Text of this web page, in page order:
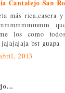
Cantalejo San
más rica,casera
los como
bst guapa
2013